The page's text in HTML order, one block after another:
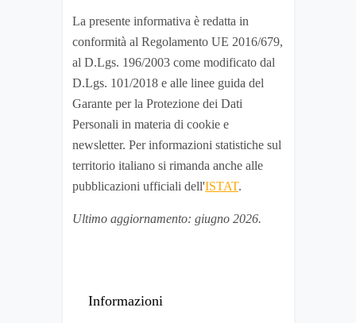
La presente informativa è redatta in
conformità al Regolamento UE 2016/679,
al D.Lgs. 196/2003 come modificato dal
D.Lgs. 101/2018 e alle linee guida del
Garante per la Protezione dei Dati
Personali in materia di cookie e
newsletter. Per informazioni statistiche sul
territorio italiano si rimanda anche alle
pubblicazioni ufficiali dell'ISTAT.
Ultimo aggiornamento: giugno 2026.
Informazioni